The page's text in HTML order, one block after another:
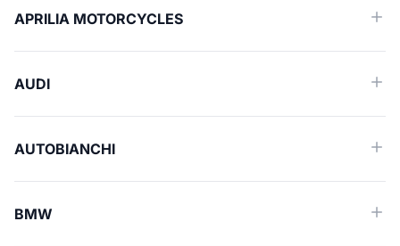
APRILIA MOTORCYCLES
AUDI
AUTOBIANCHI
BMW